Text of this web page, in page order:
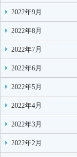
2022年9月
2022年8月
2022年7月
2022年6月
2022年5月
2022年4月
2022年3月
2022年2月